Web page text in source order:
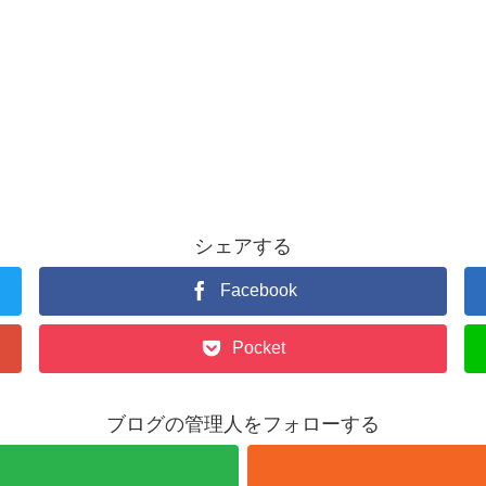
シェアする
Facebook
Pocket
ブログの管理人をフォローする